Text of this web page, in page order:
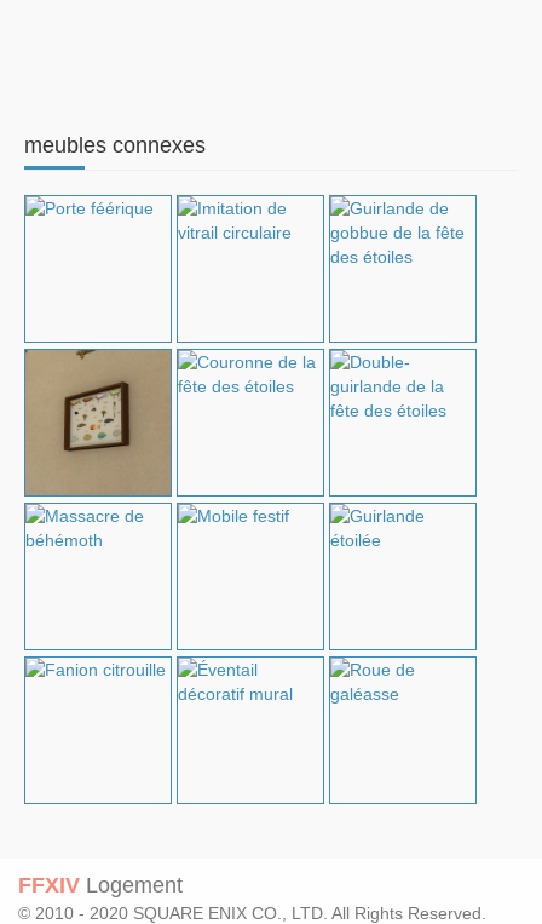
meubles connexes
FFXIV Logement
© 2010 - 2020 SQUARE ENIX CO., LTD. All Rights Reserved.